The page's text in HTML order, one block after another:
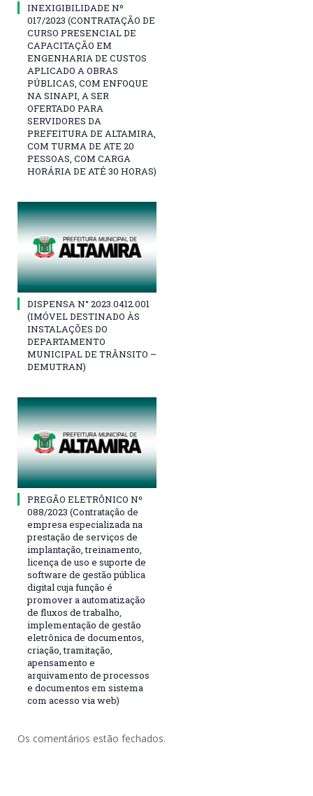
INEXIGIBILIDADE Nº
017/2023 (CONTRATAÇÃO DE
CURSO PRESENCIAL DE
CAPACITAÇÃO EM
ENGENHARIA DE CUSTOS
APLICADO A OBRAS
PÚBLICAS, COM ENFOQUE
NA SINAPI, A SER
OFERTADO PARA
SERVIDORES DA
PREFEITURA DE ALTAMIRA,
COM TURMA DE ATE 20
PESSOAS, COM CARGA
HORÁRIA DE ATÉ 30 HORAS)
DISPENSA N° 2023.0412.001
(IMÓVEL DESTINADO ÀS
INSTALAÇÕES DO
DEPARTAMENTO
MUNICIPAL DE TRÂNSITO –
DEMUTRAN)
PREGÃO ELETRÔNICO Nº
088/2023 (Contratação de
empresa especializada na
prestação de serviços de
implantação, treinamento,
licença de uso e suporte de
software de gestão pública
digital cuja função é
promover a automatização
de fluxos de trabalho,
implementação de gestão
eletrônica de documentos,
criação, tramitação,
apensamento e
arquivamento de processos
e documentos em sistema
com acesso via web)
Os comentários estão fechados.